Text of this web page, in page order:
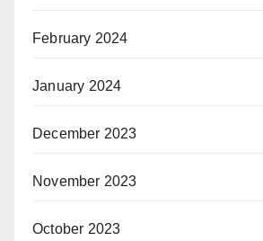
February 2024
January 2024
December 2023
November 2023
October 2023